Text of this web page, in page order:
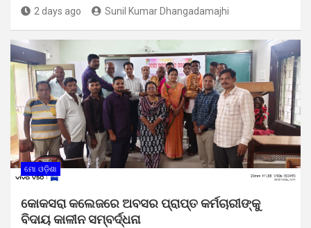
2 days ago Sunil Kumar Dhangadamajhi
ମୋ ଓଡ଼ିଶା
କୋକସରା କଲେଜରେ ଅବସର ପ୍ରାପ୍ତ କର୍ମଚାରୀଙ୍କୁ
ବିଦାୟ କାଳୀନ ସମ୍ବର୍ଦ୍ଧନା